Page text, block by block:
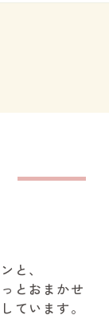
と、
とおまかせ
ています。